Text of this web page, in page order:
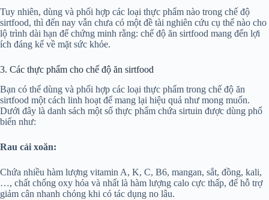
Tuy nhiên, dùng và phối hợp các loại thực phẩm nào trong chế độ
sirtfood, thì đến nay vẫn chưa có một đề tài nghiên cứu cụ thể nào cho
lộ trình dài hạn để chứng minh rằng: chế độ ăn sirtfood mang đến lợi
ích đáng kể về mặt sức khỏe.
3. Các thực phẩm cho chế độ ăn sirtfood
Bạn có thể dùng và phối hợp các loại thực phẩm trong chế độ ăn
sirtfood một cách linh hoạt để mang lại hiệu quả như mong muốn.
Dưới đây là danh sách một số thực phẩm chứa sirtuin được dùng phổ
biến như:
Rau cải xoăn:
Chứa nhiều hàm lượng vitamin A, K, C, B6, mangan, sắt, đồng, kali,
…, chất chống oxy hóa và nhất là hàm lượng calo cực thấp, để hỗ trợ
giảm cân nhanh chóng khi có tác dụng no lâu.